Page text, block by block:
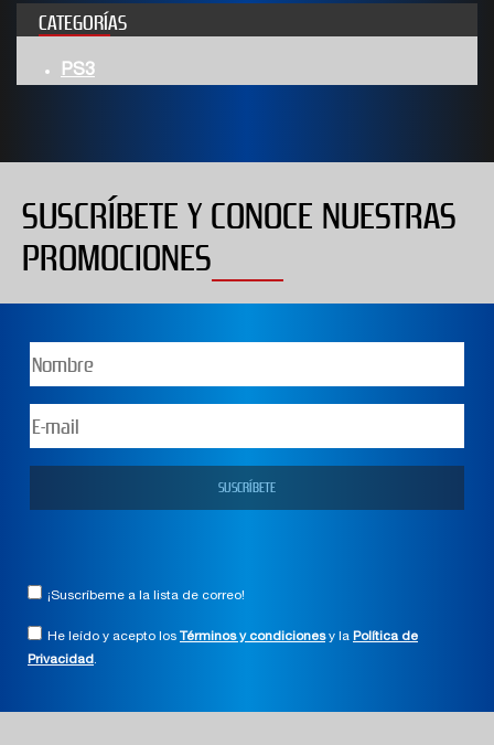
CATEGORÍAS
PS3
SUSCRÍBETE Y CONOCE NUESTRAS
PROMOCIONES
¡Suscríbeme a la lista de correo!
He leído y acepto los Términos y condicionesy la Política de
Privacidad.